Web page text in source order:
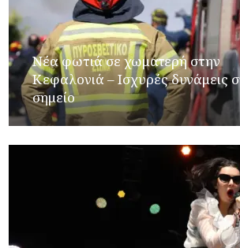
Νέα φωτιά σε χωματερή στην
Κεφαλονιά – Ισχυρές δυνάμεις
σημείο